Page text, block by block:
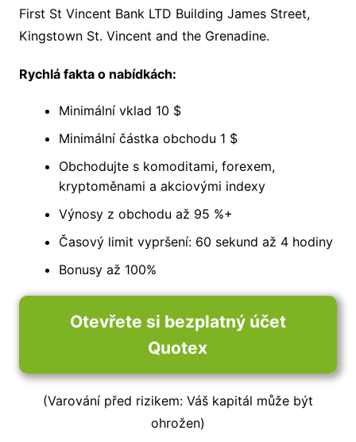
First St Vincent Bank LTD Building James Street,
Kingstown St. Vincent and the Grenadine.
Rychlá fakta o nabídkách:
Minimální vklad 10 $
Minimální částka obchodu 1 $
Obchodujte s komoditami, forexem,
kryptoměnami a akciovými indexy
Výnosy z obchodu až 95 %+
Časový limit vypršení: 60 sekund až 4 hodiny
Bonusy až 100%
Otevřete si bezplatný účet
Quotex
(Varování před rizikem: Váš kapitál může být
ohrožen)